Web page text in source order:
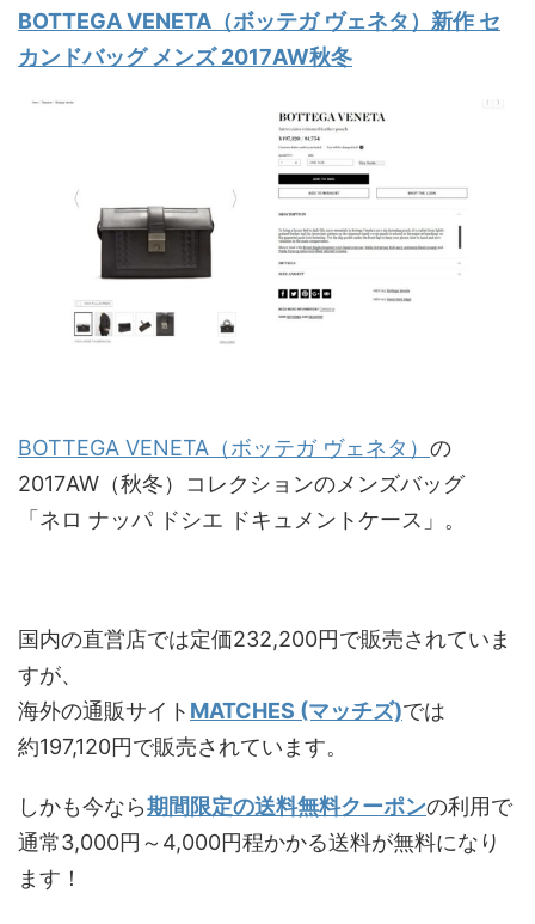
BOTTEGA VENETA（ボッテガ ヴェネタ）新作 セ
カンドバッグ メンズ 2017AW秋冬
BOTTEGA VENETA（ボッテガ ヴェネタ） の
2017AW（秋冬）コレクションのメンズバッグ
「ネロ ナッパ ドシエ ドキュメントケース」。
国内の直営店では定価232,200円で販売されていま
すが、
海外の通販サイト MATCHES (マッチズ)では
約197,120円で販売されています。
しかも今なら期間限定の送料無料クーポンの利用で
通常3,000円～4,000円程かかる送料が無料になり
ます！